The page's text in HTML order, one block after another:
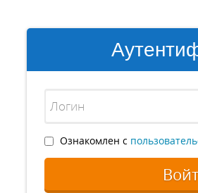
Ознакомлен с